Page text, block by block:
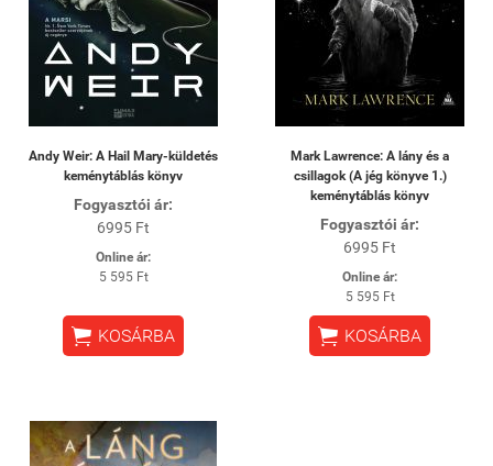
Andy Weir: A Hail Mary-küldetés
keménytáblás könyv
Fogyasztói ár:
6995 Ft
Online ár:
5 595 Ft
 KOSÁRBA
Mark Lawrence: A lány és a
csillagok (A jég könyve 1.)
keménytáblás könyv
Fogyasztói ár:
6995 Ft
Online ár:
5 595 Ft
 KOSÁRBA